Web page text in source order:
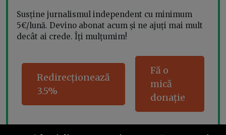
Susține jurnalismul independent cu minimum
5€/lună. Devino abonat acum și ne ajuți mai mult
decât ai crede. Îți mulțumim!
Redirecționează
3.5%
Fă o
mică
donație